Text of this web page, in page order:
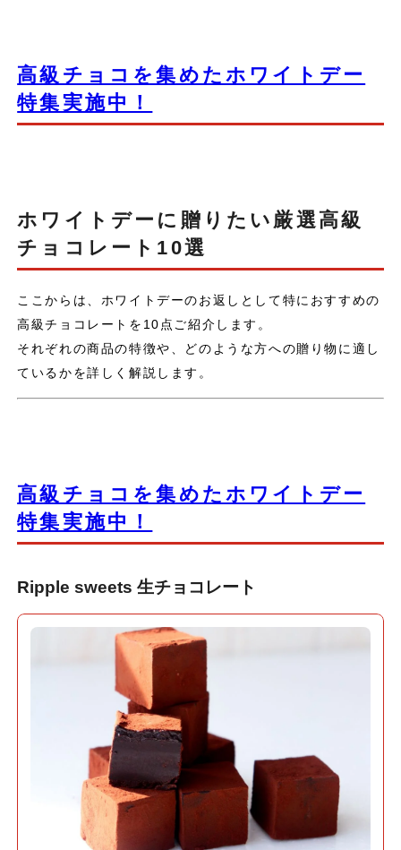
高級チョコを集めたホワイトデー
特集実施中！
ホワイトデーに贈りたい厳選高級
チョコレート10選
ここからは、ホワイトデーのお返しとして特におすすめの
高級チョコレートを10点ご紹介します。
それぞれの商品の特徴や、どのような方への贈り物に適し
ているかを詳しく解説します。
高級チョコを集めたホワイトデー
特集実施中！
Ripple sweets 生チョコレート